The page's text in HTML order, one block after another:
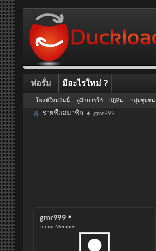
ฟอรั่ม
โพสต์ใหม่วันนี้ คู่มือการใช้ ปฏิทิน กลุ่มชุมชน
มีอะไรใหม่ ?
รายชื่อสมาชิก gmr999
gmr999
Junior Member